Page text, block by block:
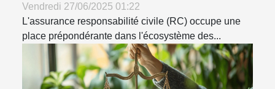
Vendredi 27/06/2025 01:22
L'assurance responsabilité civile (RC) occupe une
place prépondérante dans l'écosystème des...